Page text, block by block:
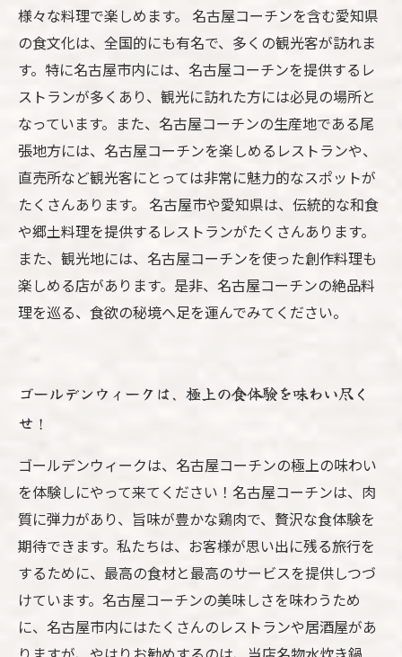
様々な料理で楽しめます。 名古屋コーチンを含む愛知県
の食文化は、全国的にも有名で、多くの観光客が訪れま
す。特に名古屋市内には、名古屋コーチンを提供するレ
ストランが多くあり、観光に訪れた方には必見の場所と
なっています。また、名古屋コーチンの生産地である尾
張地方には、名古屋コーチンを楽しめるレストランや、
直売所など観光客にとっては非常に魅力的なスポットが
たくさんあります。 名古屋市や愛知県は、伝統的な和食
や郷土料理を提供するレストランがたくさんあります。
また、観光地には、名古屋コーチンを使った創作料理も
楽しめる店があります。是非、名古屋コーチンの絶品料
理を巡る、食欲の秘境へ足を運んでみてください。
ゴールデンウィークは、極上の食体験を味わい尽く
せ！
ゴールデンウィークは、名古屋コーチンの極上の味わい
を体験しにやって来てください！名古屋コーチンは、肉
質に弾力があり、旨味が豊かな鶏肉で、贅沢な食体験を
期待できます。私たちは、お客様が思い出に残る旅行を
するために、最高の食材と最高のサービスを提供しつづ
けています。名古屋コーチンの美味しさを味わうため
に、名古屋市内にはたくさんのレストランや居酒屋があ